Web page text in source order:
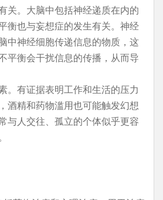
关。大脑中包括神经递质在内的
衡也与妄想症的发生有关。神经
中神经细胞传递信息的物质，这
平衡会干扰信息的传播，从而导
。有证据表明工作和生活的压力
酒精和药物滥用也可能触发幻想
与人交往、孤立的个体似乎更容